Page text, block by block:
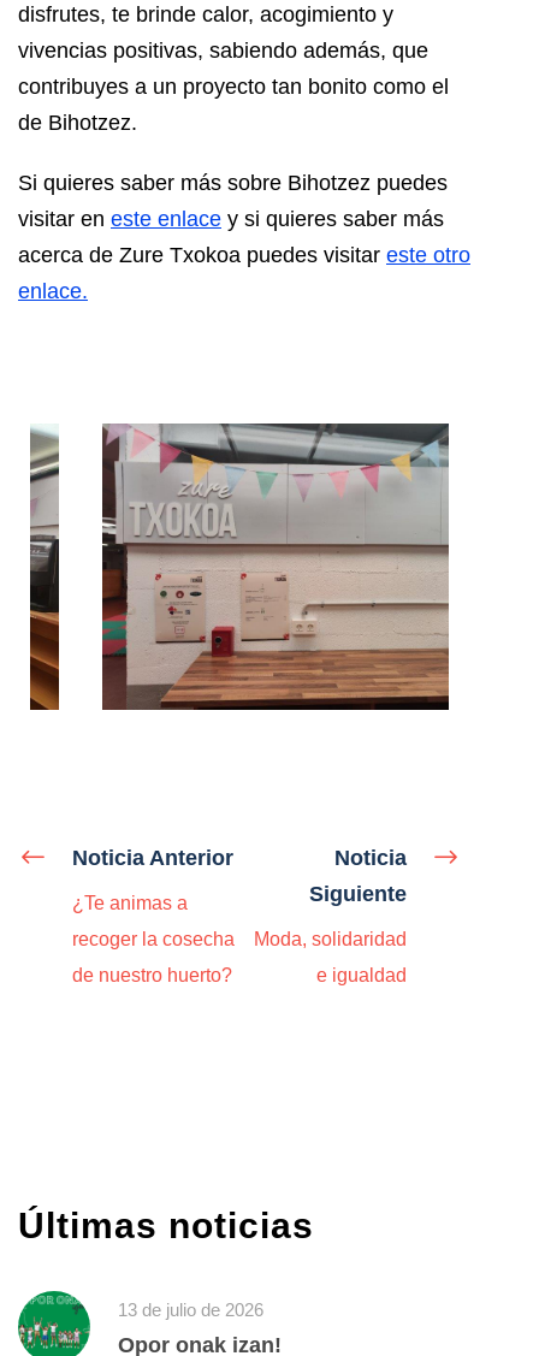
disfrutes, te brinde calor, acogimiento y
vivencias positivas, sabiendo además, que
contribuyes a un proyecto tan bonito como el
de Bihotzez.
Si quieres saber más sobre Bihotzez puedes
visitar en este enlace y si quieres saber más
acerca de Zure Txokoa puedes visitar este otro
enlace.
Noticia Anterior
¿Te animas a
recoger la cosecha
de nuestro huerto?
Noticia
Siguiente
Moda, solidaridad
e igualdad
Últimas noticias
13 de julio de 2026
Opor onak izan!